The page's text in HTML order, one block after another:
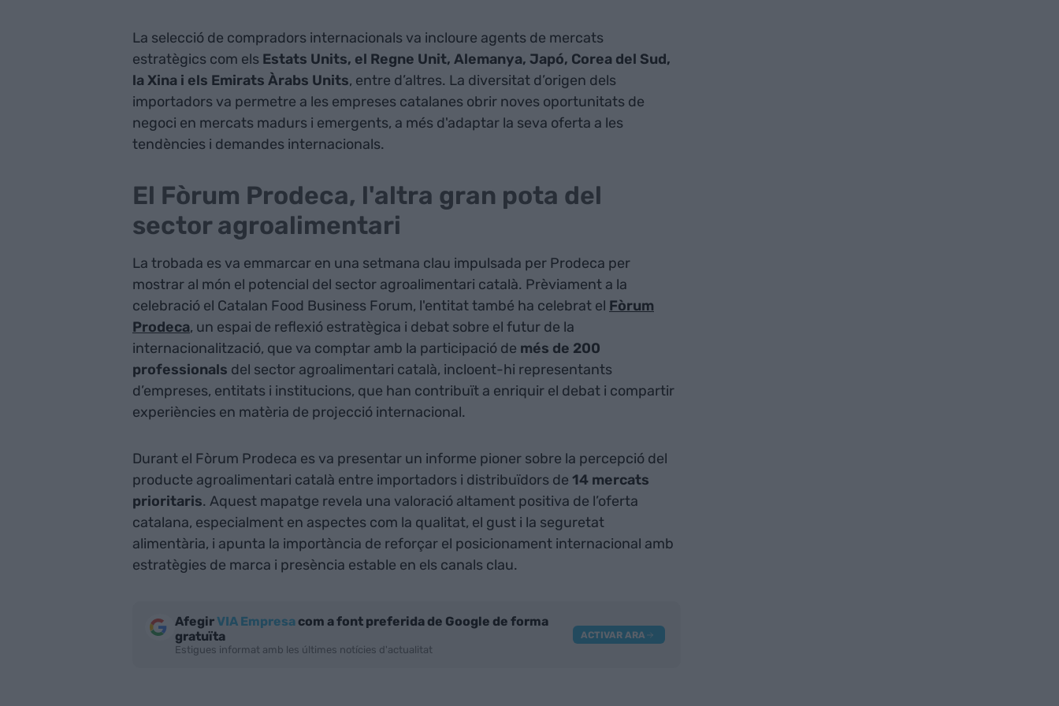
La selecció de compradors internacionals va incloure agents de mercats
estratègics com els Estats Units, el Regne Unit, Alemanya, Japó, Corea del Sud,
la Xina i els Emirats Àrabs Units, entre d’altres. La diversitat d’origen dels
importadors va permetre a les empreses catalanes obrir noves oportunitats de
negoci en mercats madurs i emergents, a més d'adaptar la seva oferta a les
tendències i demandes internacionals.
El Fòrum Prodeca, l'altra gran pota del
sector agroalimentari
La trobada es va emmarcar en una setmana clau impulsada per Prodeca per
mostrar al món el potencial del sector agroalimentari català. Prèviament a la
celebració el Catalan Food Business Forum, l'entitat també ha celebrat el Fòrum
Prodeca, un espai de reflexió estratègica i debat sobre el futur de la
internacionalització, que va comptar amb la participació de més de 200
professionals del sector agroalimentari català, incloent-hi representants
d’empreses, entitats i institucions, que han contribuït a enriquir el debat i compartir
experiències en matèria de projecció internacional.
Durant el Fòrum Prodeca es va presentar un informe pioner sobre la percepció del
producte agroalimentari català entre importadors i distribuïdors de 14 mercats
prioritaris. Aquest mapatge revela una valoració altament positiva de l’oferta
catalana, especialment en aspectes com la qualitat, el gust i la seguretat
alimentària, i apunta la importància de reforçar el posicionament internacional amb
estratègies de marca i presència estable en els canals clau.
AfegirVIA Empresacom a font preferida de Google de forma
gratuïta
Estigues informat amb les últimes notícies d'actualitat
ACTIVAR ARA